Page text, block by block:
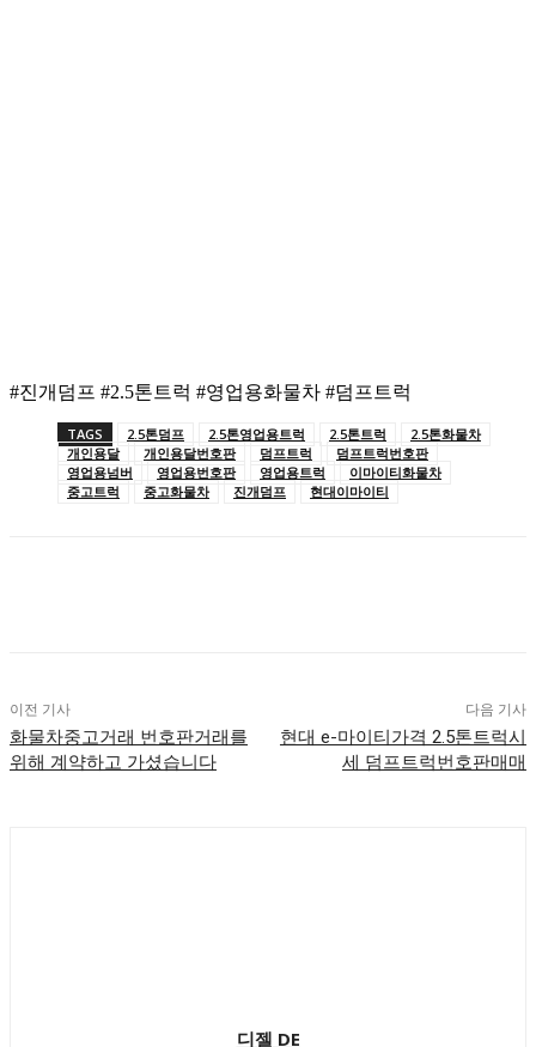
#진개덤프 #2.5톤트럭 #영업용화물차 #덤프트럭
TAGS 2.5톤덤프 2.5톤영업용트럭 2.5톤트럭
2.5톤화물차
개인용달
개인용달번호판 덤프트럭
덤프트럭번호판
영업용넘버
영업용번호판 영업용트럭
이마이티화물차
중고트럭
중고화물차 진개덤프 현대이마이티
이전 기사
화물차중고거래 번호판거래를
위해 계약하고 가셨습니다
다음 기사
현대 e-마이티가격 2.5톤트럭시
세 덤프트럭번호판매매
디젤 DE